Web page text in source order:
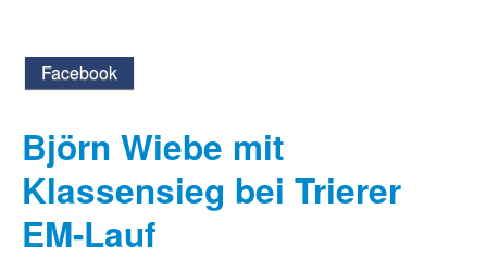
Facebook
Björn Wiebe mit
Klassensieg bei Trierer
EM-Lauf